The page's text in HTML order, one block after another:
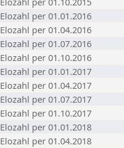
Elozahl per 01.01.2016
Elozahl per 01.04.2016
Elozahl per 01.07.2016
Elozahl per 01.10.2016
Elozahl per 01.01.2017
Elozahl per 01.04.2017
Elozahl per 01.07.2017
Elozahl per 01.10.2017
Elozahl per 01.01.2018
Elozahl per 01.04.2018